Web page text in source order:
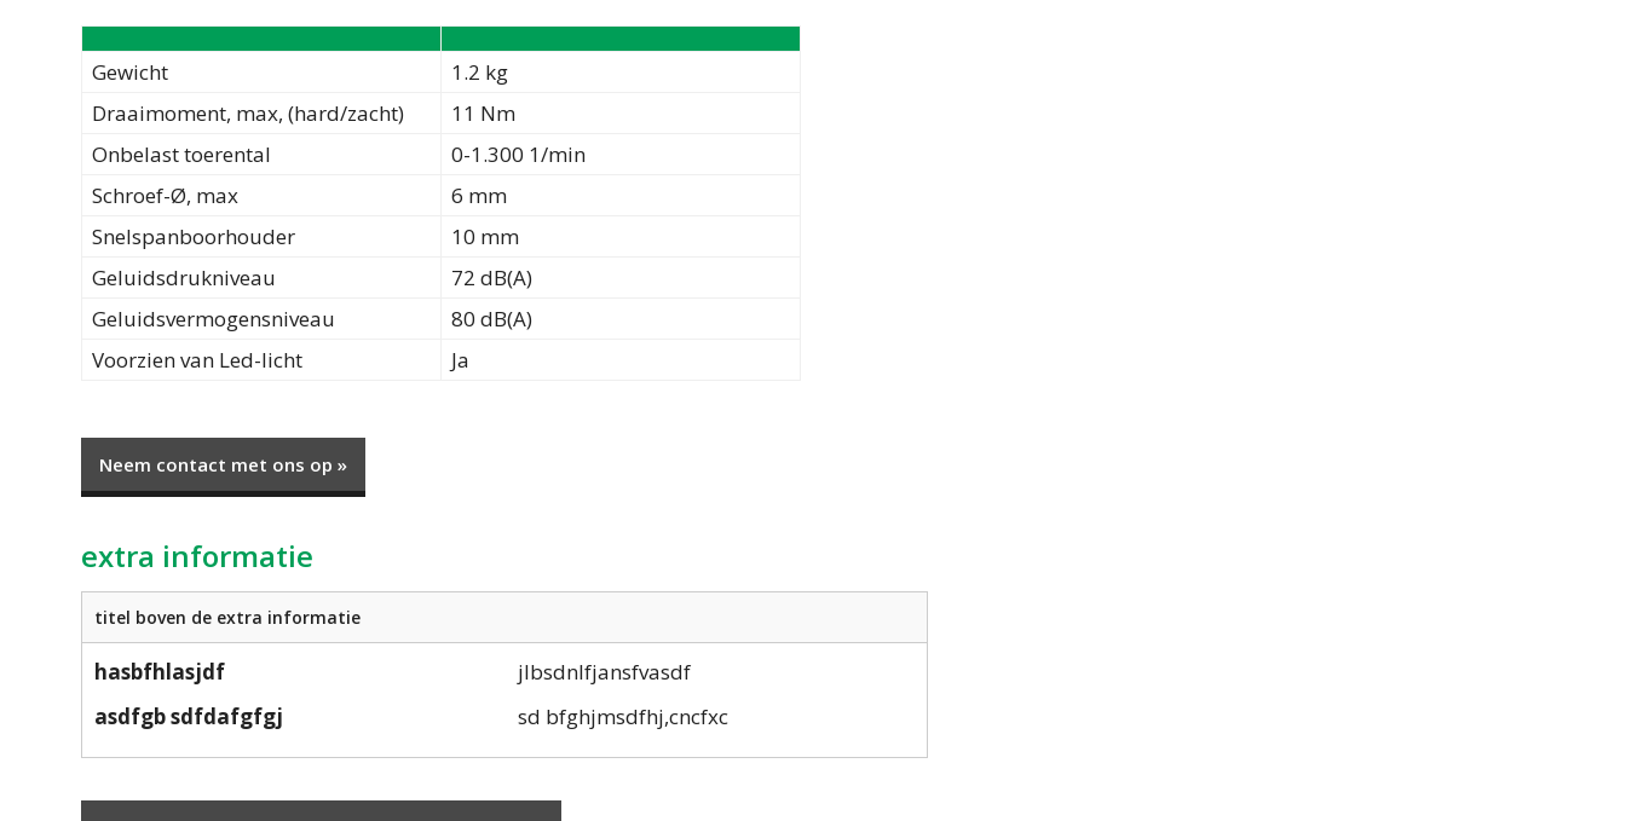
Gewicht
1.2 kg
Draaimoment, max, (hard/zacht)
11 Nm
Onbelast toerental
0-1.300 1/min
Schroef-Ø, max
6 mm
Snelspanboorhouder
10 mm
Geluidsdrukniveau
72 dB(A)
Geluidsvermogensniveau
80 dB(A)
Voorzien van Led-licht
Ja
Neem contact met ons op »
extra informatie
titel boven de extra informatie
hasbfhlasjdf
jlbsdnlfjansfvasdf
asdfgb sdfdafgfgj
sd bfghjmsdfhj,cncfxc